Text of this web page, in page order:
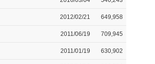
2012/02/21 649,958
2011/06/19 709,945
2011/01/19 630,902